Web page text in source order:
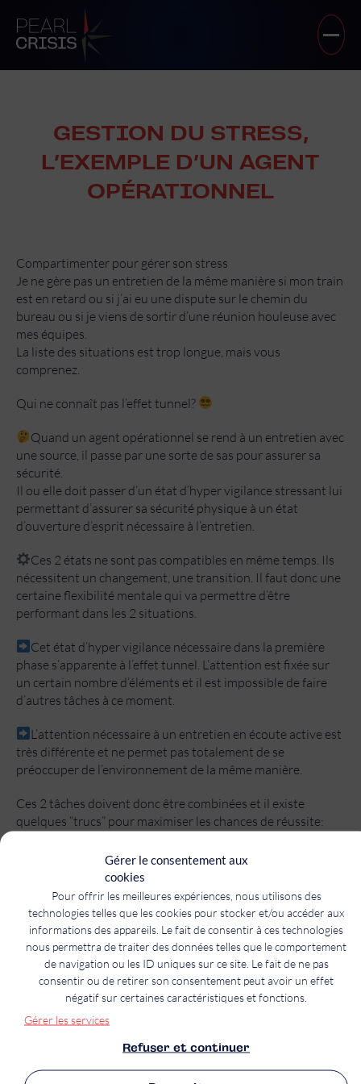
Gérer le consentement aux
cookies
Pour offrir les meilleures expériences, nous utilisons des
technologies telles que les cookies pour stocker et/ou accéder aux
informations des appareils. Le fait de consentir à ces technologies
nous permettra de traiter des données telles que le comportement
de navigation ou les ID uniques sur ce site. Le fait de ne pas
consentir ou de retirer son consentement peut avoir un effet
négatif sur certaines caractéristiques et fonctions.
Gérer les services
Refuser et continuer
GESTION DU STRESS,
L’EXEMPLE D’UN AGENT
OPÉRATIONNEL
Compartimenter pour gérer son stress
Je ne gère pas un entretien de la même manière si mon train
est en retard ou si j’ai eu une dispute sur le chemin du
bureau ou si je viens de sortir d’une réunion houleuse avec
mes équipes.
La liste des situations est trop longue, mais vous
comprenez.
Qui ne connaît pas l’effet tunnel?
Quand un agent opérationnel se rend à un entretien avec
une source, il passe par une sorte de sas pour assurer sa
sécurité.
Il ou elle doit passer d’un état d’hyper vigilance stressant lui
permettant d’assurer sa sécurité physique à un état
d’ouverture d’esprit nécessaire à l’entretien.
Ces 2 états ne sont pas compatibles en même temps. Ils
nécessitent un changement, une transition. Il faut donc une
certaine flexibilité mentale qui va permettre d’être
performant dans les 2 situations.
Cet état d’hyper vigilance nécessaire dans la première
phase s’apparente à l’effet tunnel. L’attention est fixée sur
un certain nombre d’éléments et il est impossible de faire
d’autres tâches à ce moment.
L’attention nécessaire à un entretien en écoute active est
très différente et ne permet pas totalement de se
préoccuper de l’environnement de la même manière.
Ces 2 tâches doivent donc être combinées et il existe
quelques “trucs” pour maximiser les chances de réussite:
Préparer la “mission” et identifier les séquences
Identifier l’état mental qu’il faudra adopter pour ces
différentes phases
Visualiser le déroulement de la mission à l’image du
pilote de chasse qui prépare son vol
Anticiper les situations non conformes et les réactions
adaptées
Connaître ses défauts et ses atouts, pour anticiper ses
propres réactions
Se connecter avec ses sens et distinguer les préjugés de
Nommer les émotions: les siennes et celles des autres
….. On pourrait continuer.